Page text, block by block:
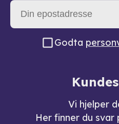
Godta
Vi hjelper
Her finner du svar